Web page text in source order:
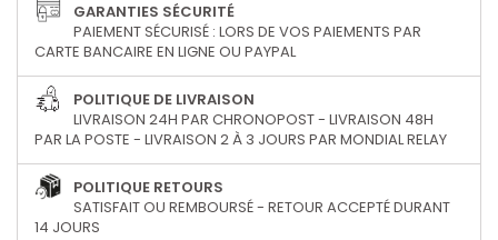
GARANTIES SÉCURITÉ
PAIEMENT SÉCURISÉ : LORS DE VOS PAIEMENTS PAR
CARTE BANCAIRE EN LIGNE OU PAYPAL
POLITIQUE DE LIVRAISON
LIVRAISON 24H PAR CHRONOPOST - LIVRAISON 48H
PAR LA POSTE - LIVRAISON 2 À 3 JOURS PAR MONDIAL RELAY
POLITIQUE RETOURS
SATISFAIT OU REMBOURSÉ - RETOUR ACCEPTÉ DURANT
14 JOURS